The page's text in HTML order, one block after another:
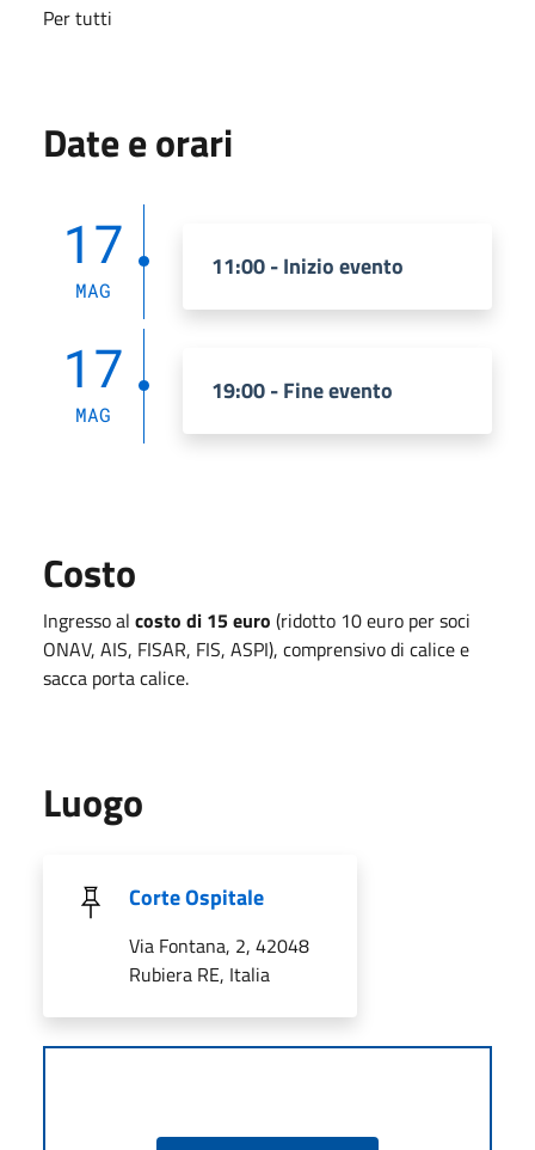
Per tutti
Date e orari
17
MAG
11:00 - Inizio evento
17
MAG
19:00 - Fine evento
Costo
Ingresso al costo di 15 euro (ridotto 10 euro per soci
ONAV, AIS, FISAR, FIS, ASPI), comprensivo di calice e
sacca porta calice.
Luogo
Corte Ospitale
Via Fontana, 2, 42048
Rubiera RE, Italia